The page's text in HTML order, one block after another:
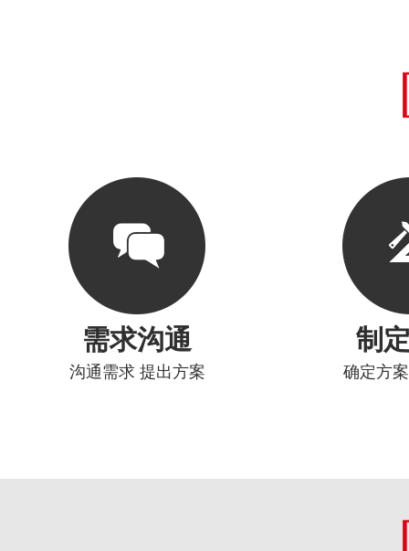
需求沟通
沟通需求 提出方案
制
确定方